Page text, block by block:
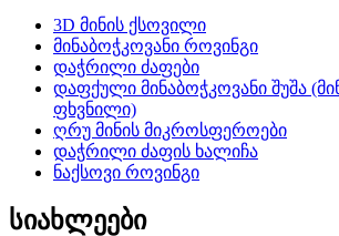
3D მინის ქსოვილი
მინაბოჭკოვანი როვინგი
დაჭრილი ძაფები
დაფქული მინაბოჭკოვანი შუშა
ფხვნილი)
ღრუ მინის მიკროსფეროები
დაჭრილი ძაფის ხალიჩა
ნაქსოვი როვინგი
სიახლეები